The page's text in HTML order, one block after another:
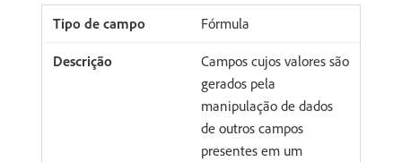
Fórmula
Campos cujos valores são
gerados pela
manipulação de dados
de outros campos
presentes em um